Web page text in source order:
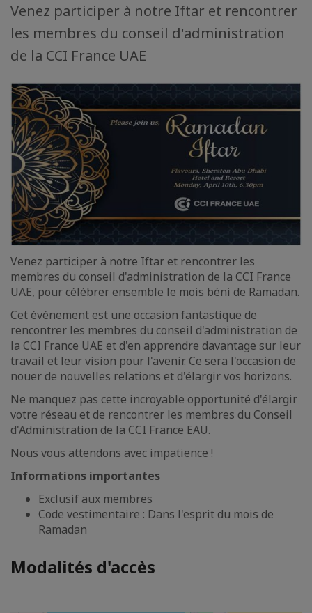
Venez participer à notre Iftar et rencontrer
les membres du conseil d'administration
de la CCI France UAE
Venez participer à notre Iftar et rencontrer les
membres du conseil d'administration de la CCI France
UAE, pour célébrer ensemble le mois béni de Ramadan.
Cet événement est une occasion fantastique de
rencontrer les membres du conseil d'administration de
la CCI France UAE et d'en apprendre davantage sur leur
travail et leur vision pour l'avenir. Ce sera l'occasion de
nouer de nouvelles relations et d'élargir vos horizons.
Ne manquez pas cette incroyable opportunité d'élargir
votre réseau et de rencontrer les membres du Conseil
d'Administration de la CCI France EAU.
Nous vous attendons avec impatience !
Informations importantes
Exclusif aux membres
Code vestimentaire : Dans l'esprit du mois de
Ramadan
Modalités d'accès